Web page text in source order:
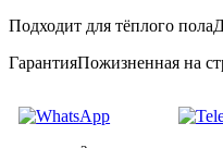
Подходит для тёплого пола
ГарантияПожизненная на